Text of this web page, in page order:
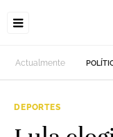
Actualmente
DEPORTES